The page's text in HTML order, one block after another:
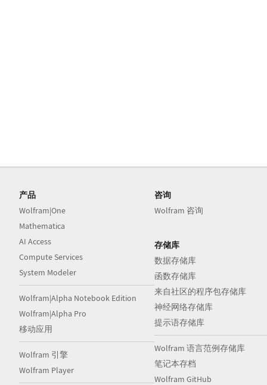
产品
Wolfram|One
Mathematica
AI Access
Compute Services
System Modeler
Wolfram|Alpha Notebook Edition
Wolfram|Alpha Pro
移动应用
Wolfram 引擎
Wolfram Player
咨询
Wolfram 咨询
存储库
数据存储库
函数存储库
来自社区的程序包存储库
神经网络存储库
提示语存储库
Wolfram 语言范例存储库
笔记本存档
Wolfram GitHub